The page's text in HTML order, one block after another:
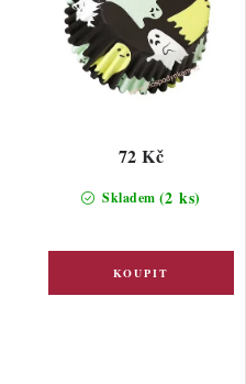
Skladem (2 ks)
72 Kč